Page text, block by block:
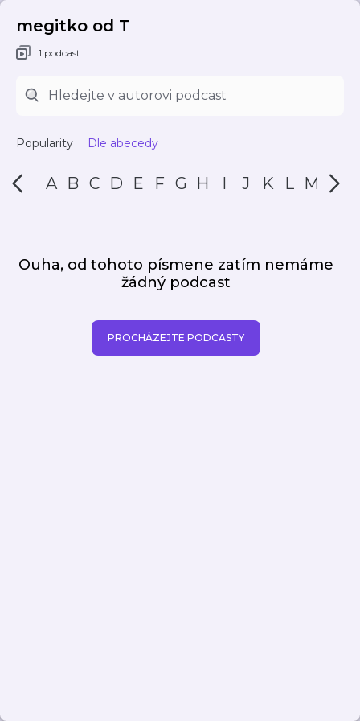
megitko od T
1 podcast
Popularity Dle abecedy
A B C D E F G H I J K L M N
Ouha, od tohoto písmene zatím nemáme
žádný podcast
PROCHÁZEJTE PODCASTY